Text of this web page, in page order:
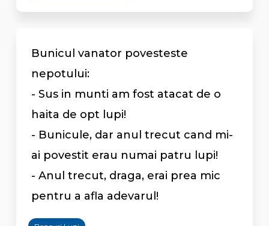
Bunicul vanator povesteste
nepotului:
- Sus in munti am fost atacat de o
haita de opt lupi!
- Bunicule, dar anul trecut cand mi-
ai povestit erau numai patru lupi!
- Anul trecut, draga, erai prea mic
pentru a afla adevarul!